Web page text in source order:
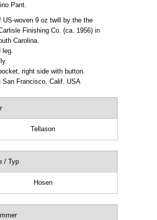
Pant.
US-woven 9 oz twill by the the
Finishing Co. (ca. 1956) in
Carolina.
leg.
right side with button.
San Francisco, Calif. USA
Tellason
/ Typ
Hosen